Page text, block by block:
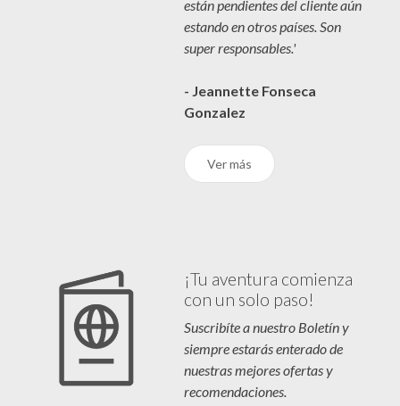
están pendientes del cliente aún
estando en otros países. Son
super responsables.'
- Jeannette Fonseca
Gonzalez
Ver más
¡Tu aventura comienza
con un solo paso!
Suscribíte a nuestro Boletín y
siempre estarás enterado de
nuestras mejores ofertas y
recomendaciones.